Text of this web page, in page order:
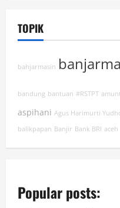
TOPIK
bahjarmasin
bandung bantuan #RSTPT
aspihani Agus Harimurti
balikpapan Banjir Bank BRI aceh
Popular posts: